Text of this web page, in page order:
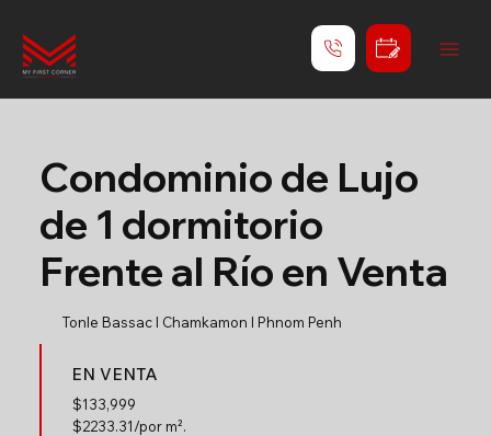
Condominio de Lujo
de 1 dormitorio
Frente al Río en Venta
Tonle Bassac l Chamkamon l Phnom Penh
EN VENTA
$133,999
$2233.31/por m².